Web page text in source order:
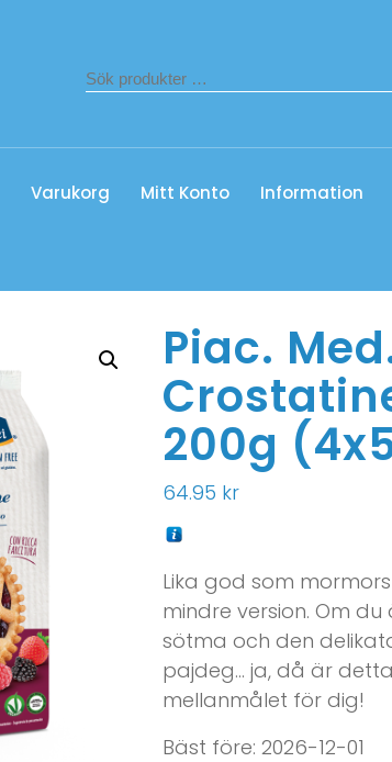
Varukorg Mitt Konto Information
Piac.
200g
64.95 kr
Lika god som
mindre version. Om
sötma och den
pajdeg… ja, då är
mellanmålet för dig!
Bäst före: 2026-12-01